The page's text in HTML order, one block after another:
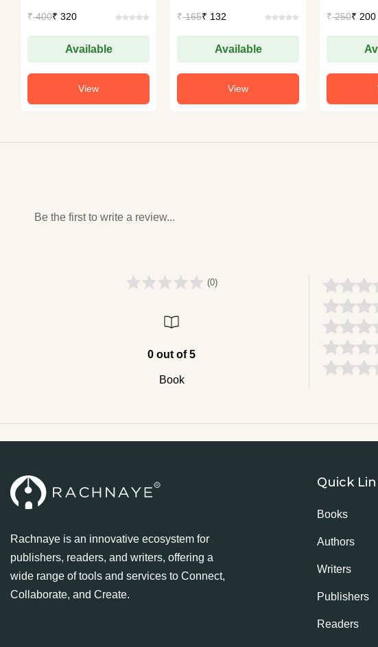
₹400₹ 320
Available
View
₹165₹ 132
Available
View
₹250₹ 200
Be the first to write a review...
(0)
0 out of 5
Book
Rachnaye is an innovative ecosystem for
publishers, readers, and writers, offering a
wide range of tools and services to Connect,
Collaborate, and Create.
Quick
Books
Authors
Writers
Publishers
Readers